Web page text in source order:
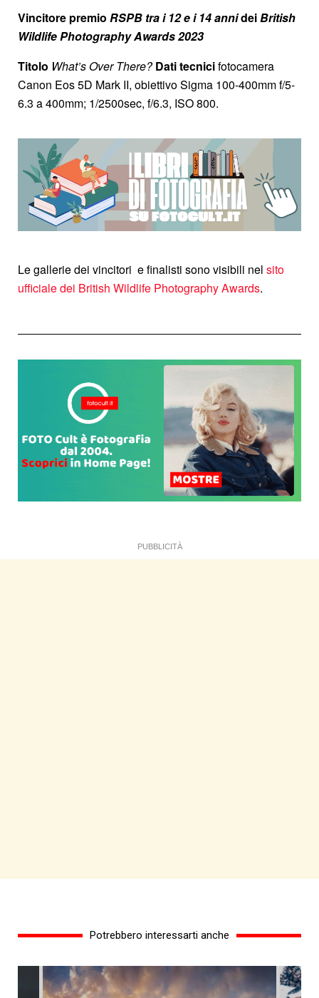
Vincitore premio RSPB tra i 12 e i 14 annidei British
Wildlife Photography Awards 2023
Titolo What’s Over There?Dati tecnicifotocamera
Canon Eos 5D Mark II, obiettivo Sigma 100-400mm f/5-
6.3 a 400mm; 1/2500sec, f/6.3, ISO 800.
Le gallerie dei vincitori e finalisti sono visibili nel sito
ufficiale dei British Wildlife Photography Awards.
PUBBLICITÀ
Potrebbero interessarti anche